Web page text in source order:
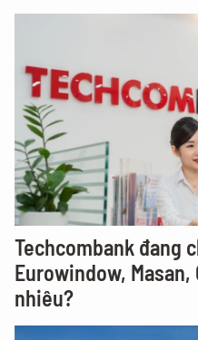
Techcombank đang
Eurowindow, Masan,
nhiêu?